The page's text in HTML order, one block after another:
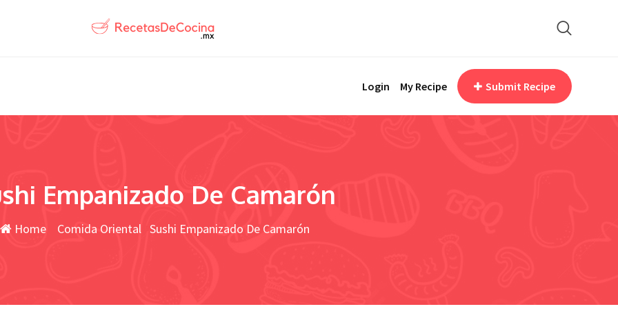
Login My Recipe Submit Recipe
Empanizado De Camarón
Home Comida Oriental Sushi Empanizado De Camarón